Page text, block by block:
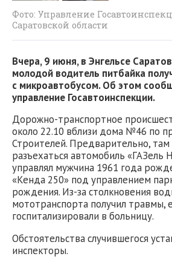
Фото: Управление
Саратовской области
Вчера, 9 июня, в Энгельсе
молодой водитель питбайка
с микроавтобусом. Об этом
управление Госавтоинспекции.
Дорожно-транспортное
около 22.10 вблизи дома №46 по
Строителей. Предварительно, там
разъехаться автомобиль «ГАЗель
управлял мужчина 1961 года
«Кенда 250» под управлением
рождения. Из-за столкновения
мототранспорта получил травмы,
госпитализировали в больницу.
Обстоятельства случившегося
инспекторы.